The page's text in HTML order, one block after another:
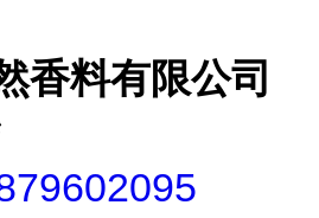
香料有限公司